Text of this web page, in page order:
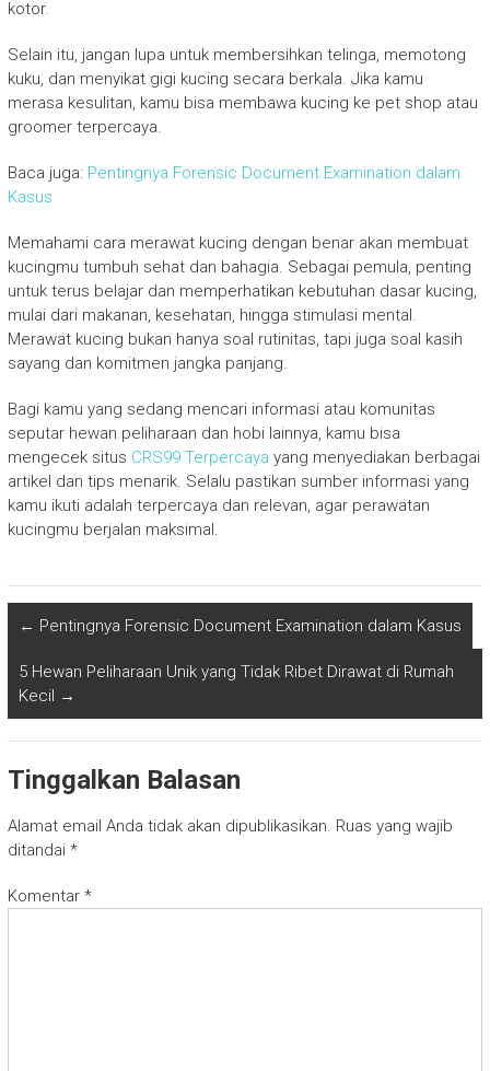
kotor.
Selain itu, jangan lupa untuk membersihkan telinga, memotong
kuku, dan menyikat gigi kucing secara berkala. Jika kamu
merasa kesulitan, kamu bisa membawa kucing ke pet shop atau
groomer terpercaya.
Baca juga: Pentingnya Forensic Document Examination dalam
Kasus
Memahami cara merawat kucing dengan benar akan membuat
kucingmu tumbuh sehat dan bahagia. Sebagai pemula, penting
untuk terus belajar dan memperhatikan kebutuhan dasar kucing,
mulai dari makanan, kesehatan, hingga stimulasi mental.
Merawat kucing bukan hanya soal rutinitas, tapi juga soal kasih
sayang dan komitmen jangka panjang.
Bagi kamu yang sedang mencari informasi atau komunitas
seputar hewan peliharaan dan hobi lainnya, kamu bisa
mengecek situs CRS99 Terpercaya yang menyediakan berbagai
artikel dan tips menarik. Selalu pastikan sumber informasi yang
kamu ikuti adalah terpercaya dan relevan, agar perawatan
kucingmu berjalan maksimal.
← Pentingnya Forensic Document Examination dalam Kasus
5 Hewan Peliharaan Unik yang Tidak Ribet Dirawat di Rumah
Kecil
→
Tinggalkan Balasan
Alamat email Anda tidak akan dipublikasikan. Ruas yang wajib
ditandai *
Komentar *